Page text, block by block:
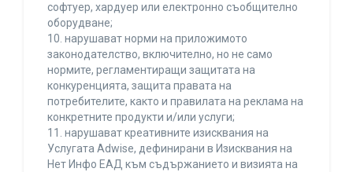
софтуер, хардуер или електронно съобщително
оборудване;
10. нарушават норми на приложимото
законодателство, включително, но не само
нормите, регламентиращи защитата на
конкуренцията, защита правата на
потребителите, както и правилата на реклама на
конкретните продукти и/или услуги;
11. нарушават креативните изисквания на
Услугата Adwise, дефинирани в Изисквания на
Нет Инфо ЕАД към съдържанието и визията на